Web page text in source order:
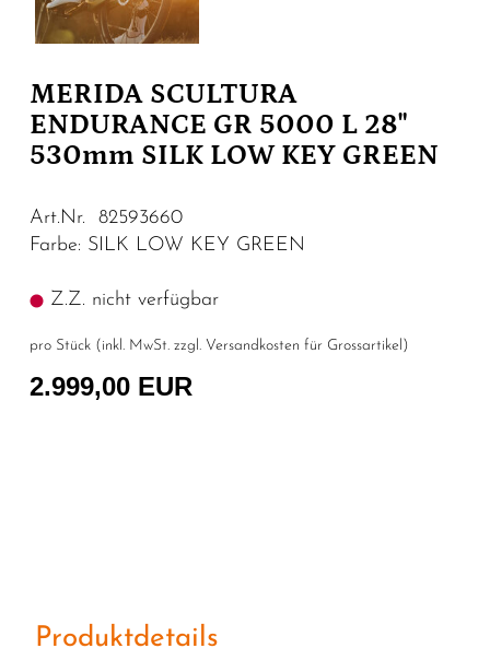
MERIDA SCULTURA
ENDURANCE GR 5000 L 28"
530mm SILK LOW KEY GREEN
Art.Nr. 82593660
Farbe: SILK LOW KEY GREEN
Z.Z. nicht verfügbar
pro Stück (inkl. MwSt. zzgl. Versandkosten für Grossartikel )
2.999,00 EUR
Produktdetails